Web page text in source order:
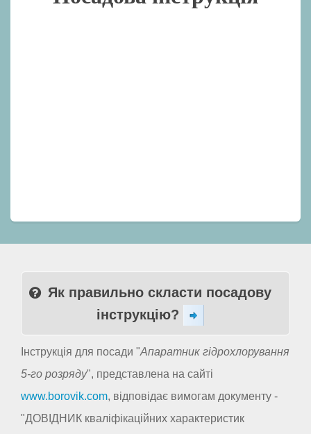
Як правильно скласти посадову
інструкцію?
Інструкція для посади "Апаратник гідрохлорування
5-го розряду", представлена на сайті
www.borovik.com, відповідає вимогам документу -
"ДОВІДНИК кваліфікаційних характеристик